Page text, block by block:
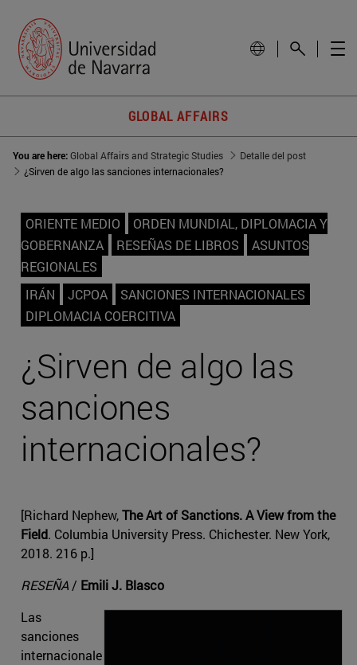
GLOBAL AFFAIRS
You are here:Global Affairs and Strategic Studies
Detalle del post
¿Sirven de algo las sanciones internacionales?
ORIENTE MEDIO
ORDEN MUNDIAL, DIPLOMACIA Y
GOBERNANZA
RESEÑAS DE LIBROS
ASUNTOS
REGIONALES
IRÁN
JCPOA
SANCIONES INTERNACIONALES
DIPLOMACIA COERCITIVA
¿Sirven de algo las
sanciones
internacionales?
[Richard Nephew,The Art of Sanctions. A View from the
Field. Columbia University Press. Chichester. New York,
2018. 216 p.]
RESEÑA / Emili J. Blasco
Las
sanciones
internacionale